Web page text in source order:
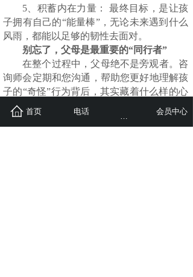
5、积蓄内在力量： 最终目标，是让孩
子拥有自己的“能量棒”，无论未来遇到什么
风雨，都能以足够的韧性去面对。
别忘了，父母是最重要的“同行者”
在整个过程中，父母绝不是旁观者。咨
询师会定期和您沟通，帮助您更好地理解孩
子的“奇怪”行为背后，其实藏着什么样的心
理需求。有时，我们也需要关照一下您自己
的情绪，因为您的稳定和支持，是孩子改变
首页 电话 会员中心